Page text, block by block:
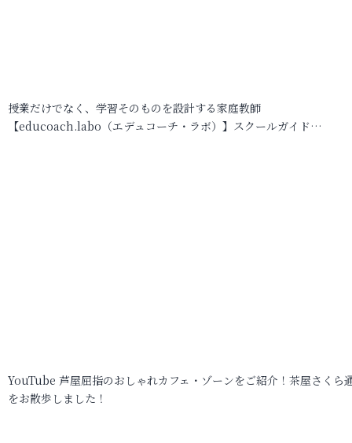
授業だけでなく、学習そのものを設計する家庭教師
【educoach.labo（エデュコーチ・ラボ）】スクールガイド…
YouTube 芦屋屈指のおしゃれカフェ・ゾーンをご紹介！茶屋さくら
をお散歩しました！